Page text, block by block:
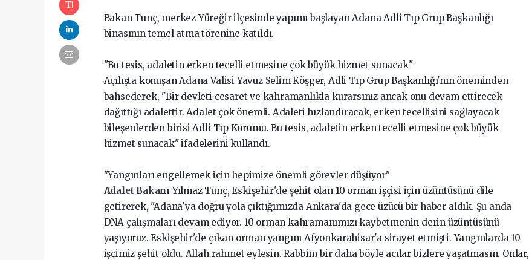
Bakan Tunç, merkez Yüreğir ilçesinde yapımı başlayan Adana Adli Tıp Grup Başkanlığı
binasının temel atma törenine katıldı.
"Bu tesis, adaletin erken tecelli etmesine çok büyük hizmet sunacak"
Açılışta konuşan Adana Valisi Yavuz Selim Köşger, Adli Tıp Grup Başkanlığı'nın öneminden
bahsederek, "Bir devleti cesaret ve kahramanlıkla kurarsınız ancak onu devam ettirecek
dağıttığı adalettir. Adalet çok önemli. Adaleti hızlandıracak, erken tecellisini sağlayacak
bileşenlerden birisi Adli Tıp Kurumu. Bu tesis, adaletin erken tecelli etmesine çok büyük
hizmet sunacak" ifadelerini kullandı.
"Yangınları engellemek için hepimize önemli görevler düşüyor"
Adalet BakanıYılmaz Tunç, Eskişehir'de şehit olan 10 orman işçisi için üzüntüsünü dile
getirerek, "Adana'ya doğru yola çıktığımızda Ankara'da gece üzücü bir haber aldık. Şu anda
DNA çalışmaları devam ediyor. 10 orman kahramanımızı kaybetmenin derin üzüntüsünü
yaşıyoruz. Eskişehir'de çıkan orman yangını Afyonkarahisar'a sirayet etmişti. Yangınlarda 10
işçimiz şehit oldu. Allah rahmet eylesin. Rabbim bir daha böyle acılar bizlere yaşatmasın. Onlar,